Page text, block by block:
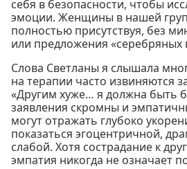
себя в безопасности, чтобы
эмоции. Женщины в нашей
полностью присутствуя, без
или предложения «серебряных
Слова Светланы я слышала
на терапии часто извиняются
«Другим хуже… я должна быть
заявления скромны и
могут отражать глубоко
показаться эгоцентричной,
слабой. Хотя сострадание к
эмпатия никогда не означает